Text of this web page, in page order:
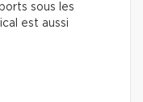
sous les
est aussi